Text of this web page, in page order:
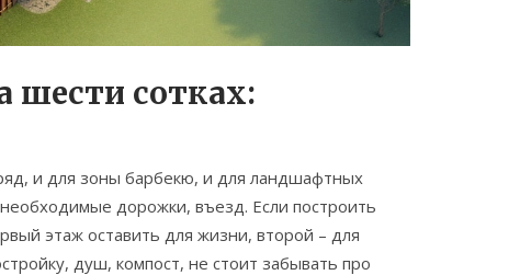
шести сотках:
и для зоны барбекю, и для ландшафтных
дорожки, въезд. Если построить
этаж оставить для жизни, второй – для
душ, компост, не стоит забывать про